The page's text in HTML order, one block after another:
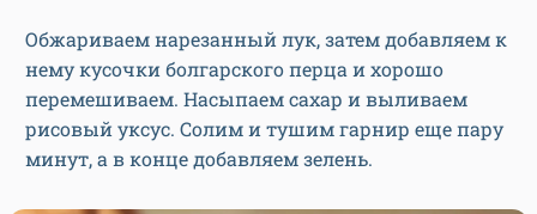
Обжариваем нарезанный лук, затем добавляем к
нему кусочки болгарского перца и хорошо
перемешиваем. Насыпаем сахар и выливаем
рисовый уксус. Солим и тушим гарнир еще пару
минут, а в конце добавляем зелень.